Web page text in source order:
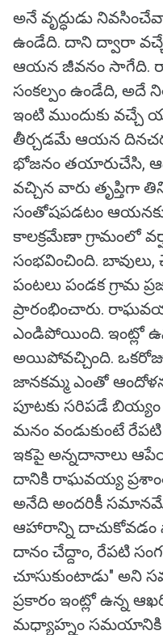
అనే వృద్ధుడు
ఉండేది. దాని ద్వారా
ఆయన జీవనం సాగేది.
సంకల్పం ఉండేది, అదే
ఇంటి ముందుకు వచ్చే
తీర్చడమే ఆయన
భోజనం తయారుచేసి,
వచ్చిన వారు తృప్తిగా
సంతోషపడటం
కాలక్రమేణా గ్రామంలో
సంభవించింది.
పంటలు పండక గ్రామ
ప్రారంభించారు.
ఎండిపోయింది. ఇంట్లో
అయిపోవచ్చింది.
జానకమ్మ ఎంతో
పూటకు సరిపడే
మనం వండుకుంటే
ఇకపై అన్నదానాలు
దానికి రాఘవయ్య
అనేది అందరికీ
ఆహారాన్ని దాచుకోవడం
దానం చేద్దాం, రేపటి
చూసుకుంటాడు"
ప్రకారం ఇంట్లో ఉన్న
మధ్యాహ్నం సమయానికి